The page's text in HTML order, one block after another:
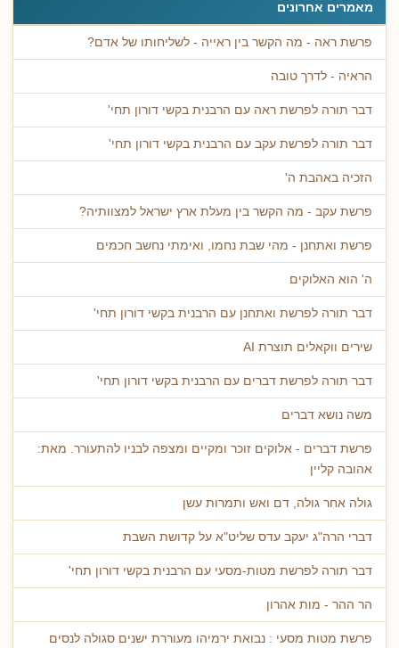
מאמרים אחרונים
פרשת ראה - מה הקשר בין ראייה - לשליחותו של אדם?
הראיה - לדרך טובה
דבר תורה לפרשת ראה עם הרבנית בקשי דורון תחי'
דבר תורה לפרשת עקב עם הרבנית בקשי דורון תחי'
הזכיה באהבת ה'
פרשת עקב - מה הקשר בין מעלת ארץ ישראל למצוותיה?
פרשת ואתחנן - מהי שבת נחמו, ואימתי נחשב חכמים
ה' הוא האלוקים
דבר תורה לפרשת ואתחנן עם הרבנית בקשי דורון תחי'
שירים ווקאלים תוצרת AI
דבר תורה לפרשת דברים עם הרבנית בקשי דורון תחי'
משה נושא דברים
פרשת דברים - אלוקים זוכר ומקיים ומצפה לבניו להתעורר. מאת:
אהובה קליין
גולה אחר גולה, דם ואש ותמרות עשן
דברי הרה"ג יעקב עדס שליט"א על קדושת השבת
דבר תורה לפרשת מטות-מסעי עם הרבנית בקשי דורון תחי'
הר ההר - מות אהרון
פרשת מטות מסעי : נבואת ירמיהו מעוררת ישנים סגולה לנסים